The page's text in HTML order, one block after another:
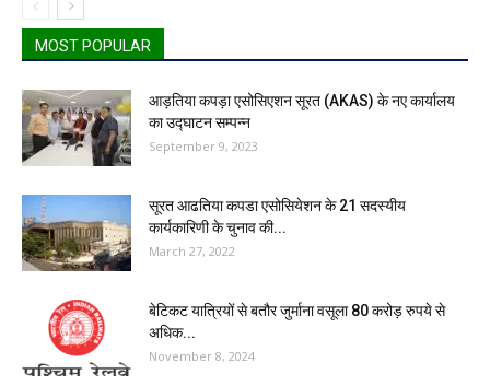
MOST POPULAR
आड़तिया कपड़ा एसोसिएशन सूरत (AKAS) के नए कार्यालय
का उद्घाटन सम्पन्न
September 9, 2023
सूरत आढतिया कपडा एसोसियेशन के 21 सदस्यीय
कार्यकारिणी के चुनाव की...
March 27, 2022
बेटिकट यात्रियों से बतौर जुर्माना वसूला 80 करोड़ रुपये से
अधिक...
November 8, 2024